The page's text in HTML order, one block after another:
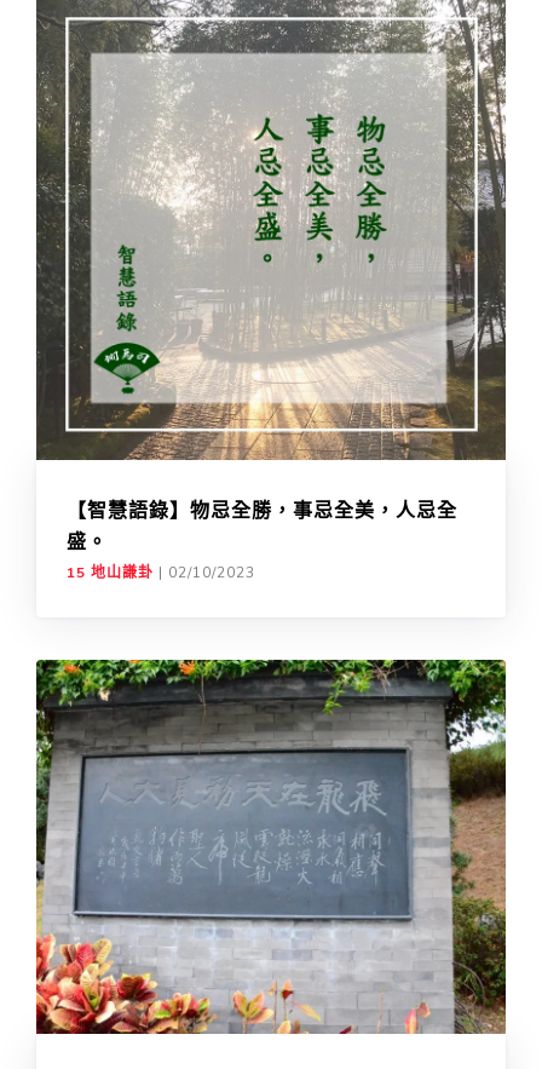
【智慧語錄】物忌全勝，事忌全美，人忌全
盛。
15 地山謙卦 | 02/10/2023